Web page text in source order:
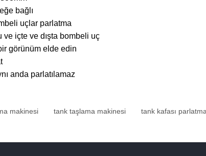
bağlı
uçlar parlatma
ve içte ve dışta bombeli uç
görünüm elde edin
anda parlatılamaz
makinesi tank taşlama makinesi tank kafası